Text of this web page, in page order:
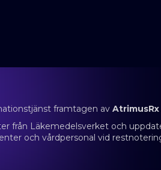
framtagen avAtrimusRx
från Läkemedelsverket och
och vårdpersonal vid